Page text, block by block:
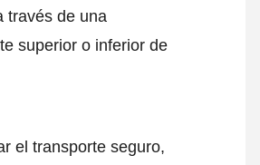
través de una
superior o inferior de
el transporte seguro,